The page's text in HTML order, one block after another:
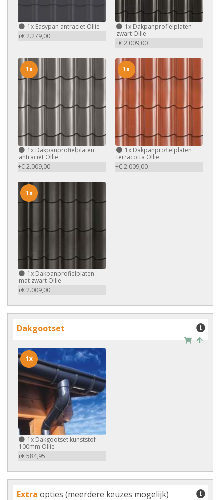
1x Easypan antraciet Ollie
+€ 2.279,00
1xDakpanprofielplaten
zwart Ollie
+€ 2.009,00
1x Dakpanprofielplaten
antraciet Ollie
+€ 2.009,00
1x
1xDakpanprofielplaten
terracotta Ollie
+€ 2.009,00
1x
1x Dakpanprofielplaten
mat zwart Ollie
+€ 2.009,00
1x
Dakgootset
1x Dakgootset kunststof
100mm Ollie
+€ 584,95
1x
Extra opties (meerdere keuzes mogelijk)